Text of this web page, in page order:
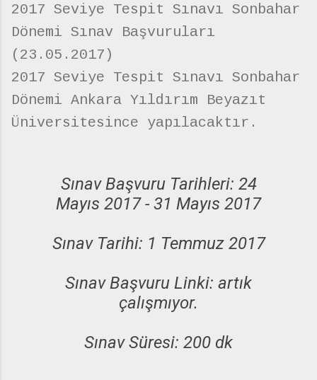
2017 Seviye Tespit Sınavı Sonbahar
Dönemi Sınav Başvuruları
(23.05.2017)
2017 Seviye Tespit Sınavı Sonbahar
Dönemi Ankara Yıldırım Beyazıt
Üniversitesince yapılacaktır.
Sınav Başvuru Tarihleri: 24
Mayıs 2017 - 31 Mayıs 2017
Sınav Tarihi: 1 Temmuz 2017
Sınav Başvuru Linki: artık
çalışmıyor.
Sınav Süresi: 200 dk